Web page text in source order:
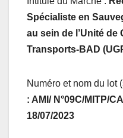
Spécialiste en
au sein de l’Unité
Transports-BAD
Numéro et nom du lot
: AMI/ N°09C/MITP/
18/07/2023